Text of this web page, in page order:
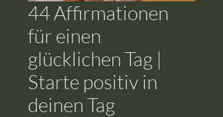
44 Affirmationen
für einen
glücklichen Tag |
Starte positiv in
deinen Tag